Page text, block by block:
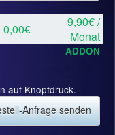
0,00€
9,90€ /
Monat
ADDON
auf Knopfdruck.
Anfrage senden